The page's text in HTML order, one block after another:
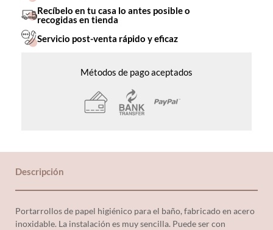
Recíbelo en tu casa lo antes posible o
recogidas en tienda
Servicio post-venta rápido y eficaz
Métodos de pago aceptados
Descripción
Portarrollos de papel higiénico para el baño, fabricado en acero
inoxidable. La instalación es muy sencilla. Puede ser con